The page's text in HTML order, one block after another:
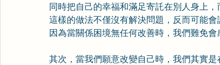
同時把自己的幸福和滿足寄託在別人身上
這樣的做法不僅沒有解決問題，反而可能
因為當關係困境無任何改善時，我們難免
其次，當我們願意改變自己時，我們其實